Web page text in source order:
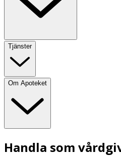
Tjänster
Om Apoteket
Handla som